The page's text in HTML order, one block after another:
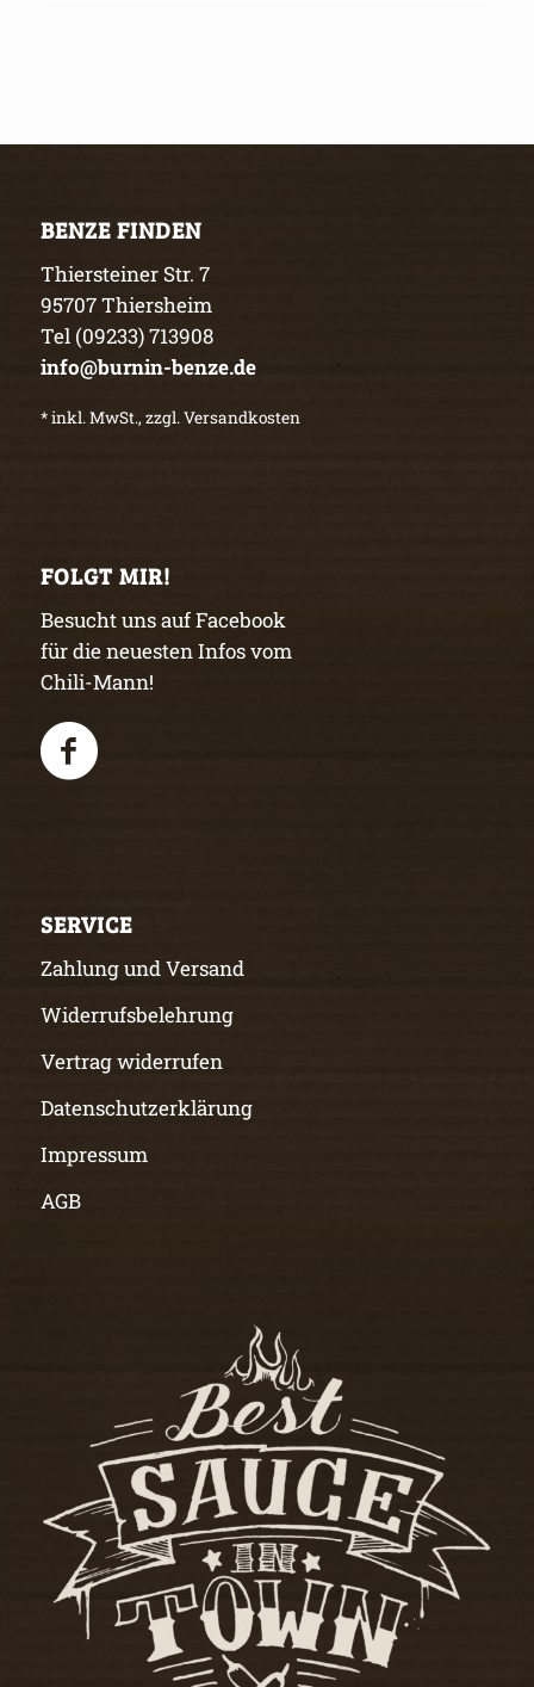
BENZE FINDEN
Thiersteiner Str. 7
95707 Thiersheim
Tel (09233) 713908
info@burnin-benze.de
* inkl. MwSt., zzgl. Versandkosten
FOLGT MIR!
Besucht uns auf Facebook
für die neuesten Infos vom
Chili-Mann!
SERVICE
Zahlung und Versand
Widerrufsbelehrung
Vertrag widerrufen
Datenschutzerklärung
Impressum
AGB